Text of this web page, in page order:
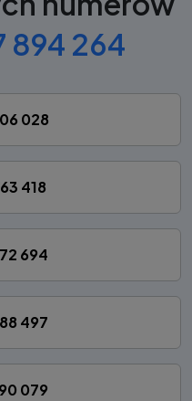
894 264
028
418
694
497
079